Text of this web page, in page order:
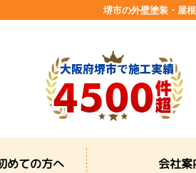
堺市の外壁塗装・屋
めての方へ 会社案